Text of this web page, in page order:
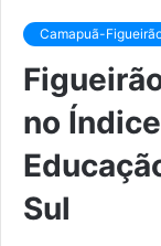
Camapuã-
no
Sul